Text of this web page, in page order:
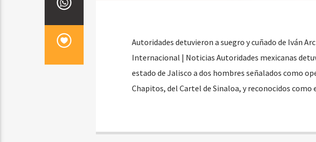
Autoridades detuvieron a suegro y cuñado de Iván
Internacional | Noticias Autoridades mexicanas
estado de Jalisco a dos hombres señalados como
Chapitos, del Cartel de Sinaloa, y reconocidos